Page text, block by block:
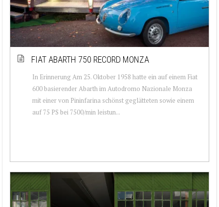
FIAT ABARTH 750 RECORD MONZA
In Erinnerung Am 25. Oktober 1958 hatte ein auf einem Fiat
600 basierender Abarth im Autodromo Nazionale Monza
mit einer von Pininfarina schönst geglätteten sowie einem
auf 75 PS bei 7500/min leistun...